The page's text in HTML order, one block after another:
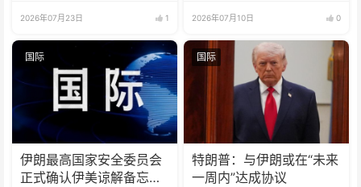
2026年07月23日 1 2026年07月10日 0
国际
伊朗最高国家安全委员会
正式确认伊美谅解备忘录
国际
特朗普：与伊朗或在“未来
一周内”达成协议